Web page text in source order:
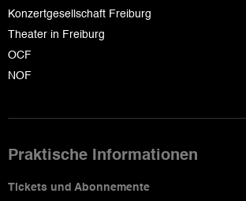
Konzertgesellschaft Freiburg
Theater in Freiburg
OCF
NOF
Praktische Informationen
Tickets und Abonnemente